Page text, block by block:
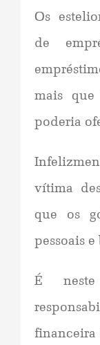
Os
de
mais que
poderia
vítima
que os
pessoais e
É
financeira